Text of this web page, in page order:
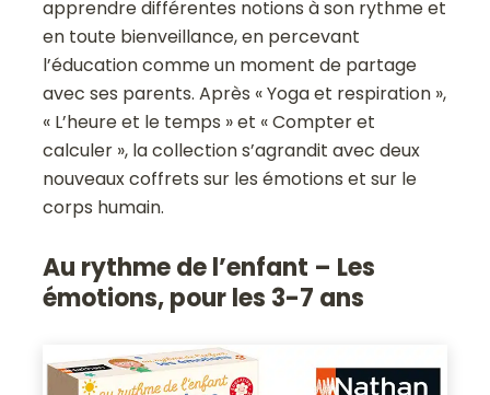
apprendre différentes notions à son rythme et
en toute bienveillance, en percevant
l’éducation comme un moment de partage
avec ses parents. Après « Yoga et respiration »,
« L’heure et le temps » et « Compter et
calculer », la collection s’agrandit avec deux
nouveaux coffrets sur les émotions et sur le
corps humain.
Au rythme de l’enfant – Les
émotions, pour les 3-7 ans